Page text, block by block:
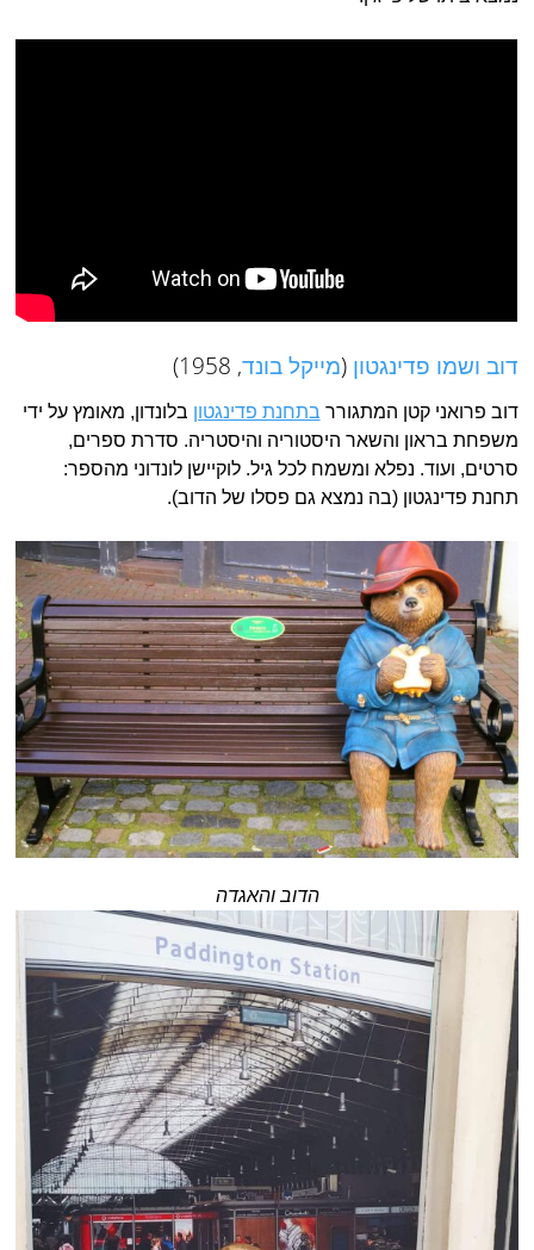
דוב ושמו פדינגטון (מייקל בונד, 1958)
דוב פרואני קטן המתגורר בתחנת פדינגטון בלונדון, מאומץ על ידי
משפחת בראון והשאר היסטוריה והיסטריה. סדרת ספרים,
סרטים, ועוד. נפלא ומשמח לכל גיל. לוקיישן לונדוני מהספר:
תחנת פדינגטון (בה נמצא גם פסלו של הדוב).
הדוב והאגדה